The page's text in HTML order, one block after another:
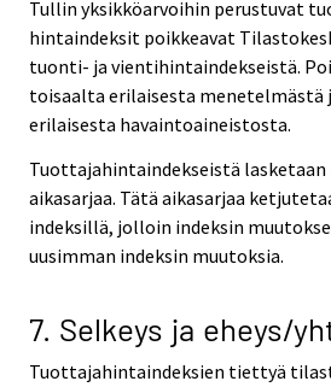
Tullin yksikköarvoihin perustuvat
hintaindeksit poikkeavat
tuonti- ja vientihintaindekseistä.
toisaalta erilaisesta menetelmästä
erilaisesta havaintoaineistosta.
Tuottajahintaindekseistä lasketaan
aikasarjaa. Tätä aikasarjaa
indeksillä, jolloin indeksin
uusimman indeksin muutoksia.
7. Selkeys ja eheys/
Tuottajahintaindeksien tiettyä